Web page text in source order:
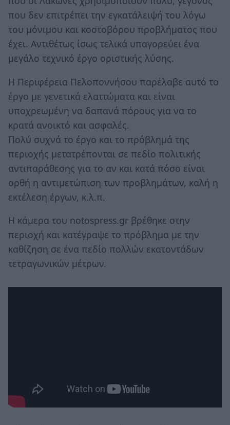
που δεν επιτρέπει την εγκατάλειψή του λόγω
του μόνιμου και κοστοβόρου προβλήματος που
έχει. Αντιθέτως ίσως τελικά υπαγορεύει ένα
μεγάλο τεχνικό έργο οριστικής λύσης.
Η Περιφέρεια Πελοποννήσου παρέλαβε αυτό το
έργο με γενετικά ελαττώματα και είναι
υποχρεωμένη να δαπανά πόρους για να το
κρατά ανοικτό και ασφαλές.
Πολύ συχνά το έργο και το πρόβλημά της
περιοχής μετατρέπονται σε πεδίο πολιτικής
αντιπαράθεσης για το αν και κατά πόσο είναι
ορθή η αντιμετώπιση των προβλημάτων, καλή η
εκτέλεση έργων, κ.λ.π.
Η κάμερα του notospress.gr βρέθηκε στην
περιοχή και κατέγραψε το πρόβλημα με την
καθίζηση σε ένα πεδίο πολλών εκατοντάδων
τετραγωνικών μέτρων.